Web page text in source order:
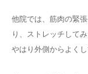
他院では、筋肉の緊
り、ストレッチして
やはり外側からよく